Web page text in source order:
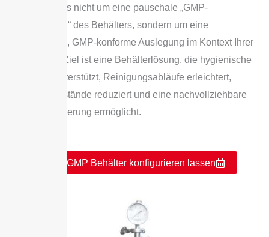
Dabei geht es nicht um eine pauschale „GMP-
Zertifizierung“ des Behälters, sondern um eine
fachgerechte, GMP-konforme Auslegung im Kontext Ihrer
Produktion. Ziel ist eine Behälterlösung, die hygienische
Prozesse unterstützt, Reinigungsabläufe erleichtert,
Produktrückstände reduziert und eine nachvollziehbare
Qualitätssicherung ermöglicht.
Jetzt GMP Behälter konfigurieren lassen